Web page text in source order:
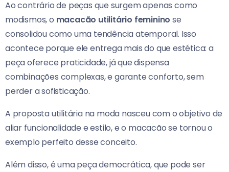
Ao contrário de peças que surgem apenas como
modismos, o macacão utilitário feminino se
consolidou como uma tendência atemporal. Isso
acontece porque ele entrega mais do que estética: a
peça oferece praticidade, já que dispensa
combinações complexas, e garante conforto, sem
perder a sofisticação.
A proposta utilitária na moda nasceu com o objetivo de
aliar funcionalidade e estilo, e o macacão se tornou o
exemplo perfeito desse conceito.
Além disso, é uma peça democrática, que pode ser